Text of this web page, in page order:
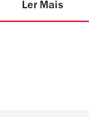
Ler Mais